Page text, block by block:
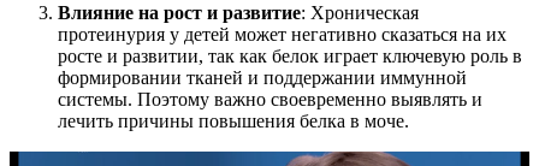
Влияние на рост и развитие: Хроническая
протеинурия у детей может негативно сказаться на их
росте и развитии, так как белок играет ключевую роль в
формировании тканей и поддержании иммунной
системы. Поэтому важно своевременно выявлять и
лечить причины повышения белка в моче.